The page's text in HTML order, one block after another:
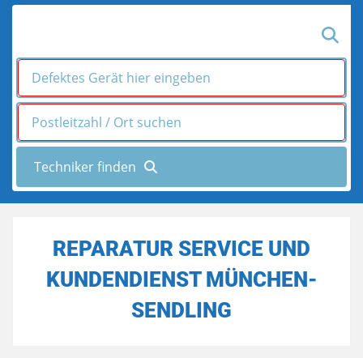
REPARATUR SERVICE UND
KUNDENDIENST MÜNCHEN-
SENDLING